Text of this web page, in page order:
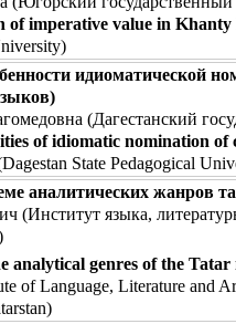
of imperative value in Khanty
идиоматической
(Дагестанский
of idiomatic nomination of
State Pedagogical
аналитических жанров
(Институт языка,
analytical genres of the
of Language, Literature and